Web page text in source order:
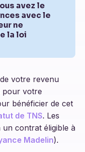
avez le
avec le
ne
la loi
votre revenu
pour votre
bénéficier de cet
de TNS. Les
un contrat éligible à
Madelin).